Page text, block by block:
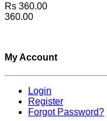
Rs 360.00
360.00
My Account
Login
Register
Forgot Password?